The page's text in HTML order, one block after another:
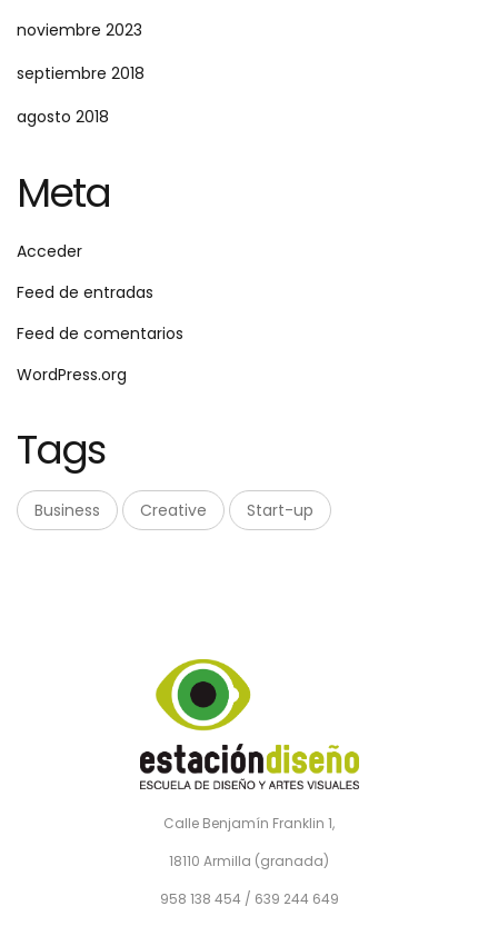
noviembre 2023
septiembre 2018
agosto 2018
Meta
Acceder
Feed de entradas
Feed de comentarios
WordPress.org
Tags
Business Creative Start-up
Calle Benjamín Franklin 1,
18110 Armilla (granada)
958 138 454 / 639 244 649